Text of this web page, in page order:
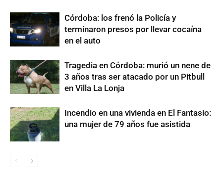
Córdoba: los frenó la Policía y
terminaron presos por llevar cocaína
en el auto
Tragedia en Córdoba: murió un nene de
3 años tras ser atacado por un Pitbull
en Villa La Lonja
Incendio en una vivienda en El Fantasio:
una mujer de 79 años fue asistida